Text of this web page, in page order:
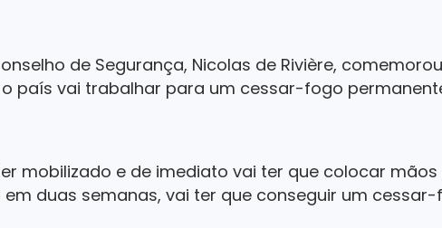
de Segurança, Nicolas de Rivière,
país vai trabalhar para um cessar-fogo
mobilizado e de imediato vai ter que colocar mãos
duas semanas, vai ter que conseguir um